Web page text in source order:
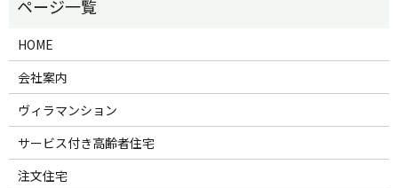
HOME
会社案内
ヴィラマンション
サービス付き高齢者住宅
注文住宅